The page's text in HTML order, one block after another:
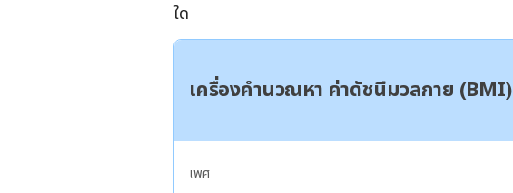
ใด
เครื่องคำนวณหา ค่าดัชนีมวลกาย (BMI)
เพศ